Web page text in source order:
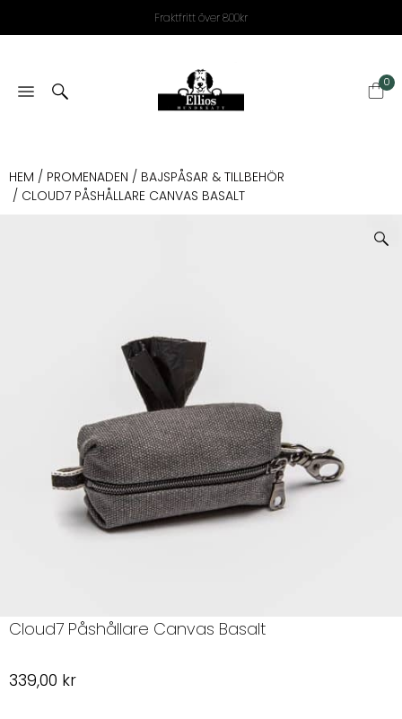
Fraktfritt över 800kr
0
HEM / PROMENADEN / BAJSPÅSAR & TILLBEHÖR
/ CLOUD7 PÅSHÅLLARE CANVAS BASALT
Cloud7 Påshållare Canvas Basalt
339,00 kr